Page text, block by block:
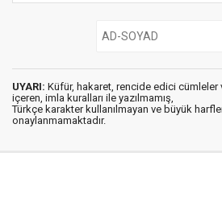
UYARI: Küfür, hakaret, rencide edici cümleler
içeren, imla kuralları ile yazılmamış,
Türkçe karakter kullanılmayan ve büyük
onaylanmamaktadır.